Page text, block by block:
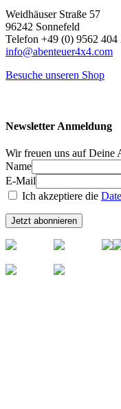
Weidhäuser Straße 57
96242 Sonnefeld
Telefon +49 (0) 9562 404
info@abenteuer4x4.com
Besuche unseren Shop
Newsletter Anmeldung
Wir freuen uns auf Deine
Name
E-Mail
Ich akzeptiere die